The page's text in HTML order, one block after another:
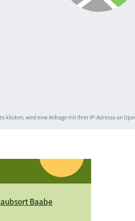
klicken, wird eine Anfrage mit Ihrer IP-Adresse an
Baabe